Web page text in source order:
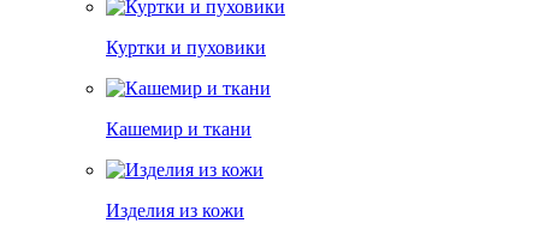
Куртки и пуховики
Кашемир и ткани
Изделия из кожи